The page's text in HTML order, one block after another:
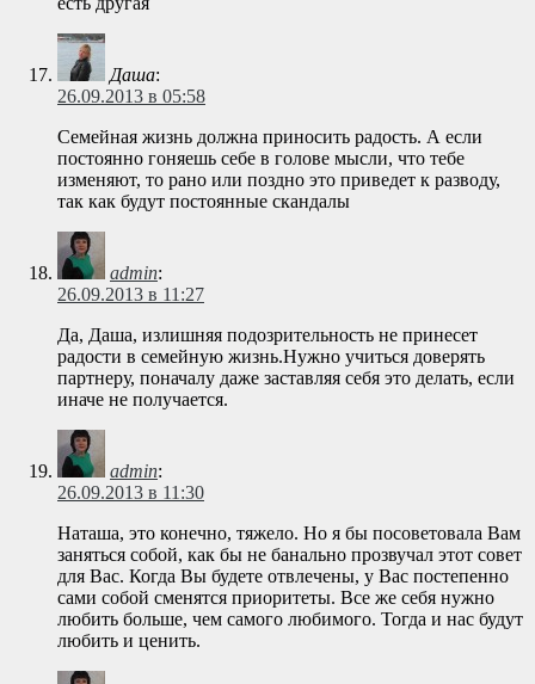
Даша:
26.09.2013 в 05:58
Семейная жизнь должна приносить радость. А если
постоянно гоняешь себе в голове мысли, что тебе
изменяют, то рано или поздно это приведет к разводу,
так как будут постоянные скандалы
admin:
26.09.2013 в 11:27
Да, Даша, излишняя подозрительность не принесет
радости в семейную жизнь.Нужно учиться доверять
партнеру, поначалу даже заставляя себя это делать, если
иначе не получается.
admin:
26.09.2013 в 11:30
Наташа, это конечно, тяжело. Но я бы посоветовала Вам
заняться собой, как бы не банально прозвучал этот совет
для Вас. Когда Вы будете отвлечены, у Вас постепенно
сами собой сменятся приоритеты. Все же себя нужно
любить больше, чем самого любимого. Тогда и нас будут
любить и ценить.